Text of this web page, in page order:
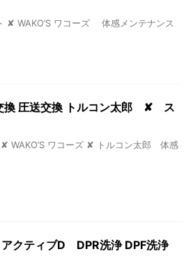
✘ WAKO’S ワコーズ 体感メンテナンス
換 圧送交換 トルコン太郎 ✘ ス
WAKO’S ワコーズ ✘ トルコン太郎 体感
クティブD DPR洗浄 DPF洗浄